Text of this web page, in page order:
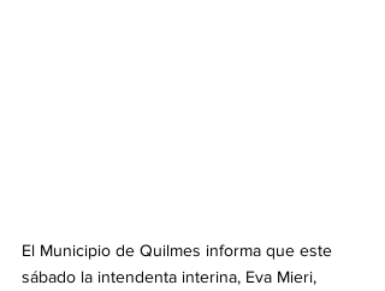
El Municipio de Quilmes informa que este
sábado la intendenta interina, Eva Mieri,